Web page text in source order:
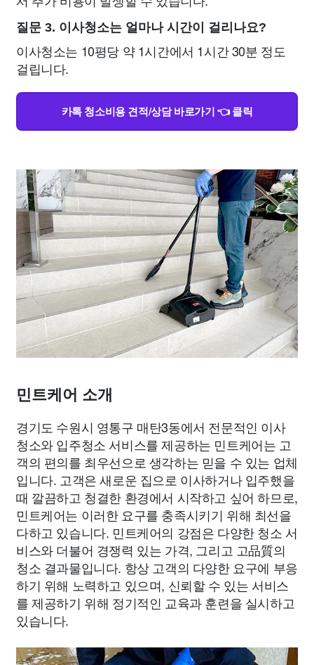
질문 3. 이사청소는 얼마나 시간이 걸리나요?
이사청소는 10평당 약 1시간에서 1시간 30분 정도
걸립니다.
카톡 청소비용 견적/상담 바로가기 👈 클릭
민트케어 소개
경기도 수원시 영통구 매탄3동에서 전문적인 이사
청소와 입주청소 서비스를 제공하는 민트케어는 고
객의 편의를 최우선으로 생각하는 믿을 수 있는 업체
입니다. 고객은 새로운 집으로 이사하거나 입주했을
때 깔끔하고 청결한 환경에서 시작하고 싶어 하므로,
민트케어는 이러한 요구를 충족시키기 위해 최선을
다하고 있습니다. 민트케어의 강점은 다양한 청소 서
비스와 더불어 경쟁력 있는 가격, 그리고 고品質의
청소 결과물입니다. 항상 고객의 다양한 요구에 부응
하기 위해 노력하고 있으며, 신뢰할 수 있는 서비스
를 제공하기 위해 정기적인 교육과 훈련을 실시하고
있습니다.